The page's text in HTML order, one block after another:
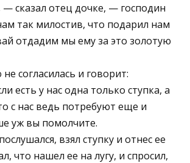
сказал отец дочке, — господин
так милостив, что подарил нам
отдадим мы ему за это золотую
согласилась и говорит:
есть у нас одна только ступка, а
с нас ведь потребуют еще и
уж вы помолчите.
взял ступку и отнес ее
что нашел ее на лугу, и спросил,